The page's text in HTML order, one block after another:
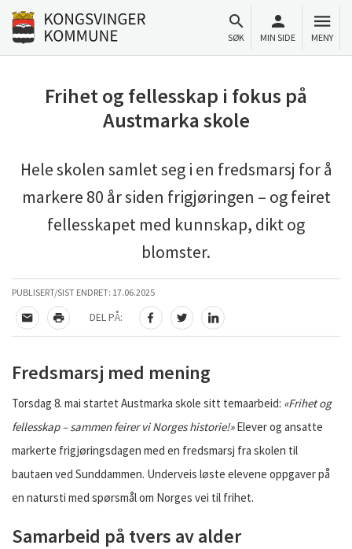
Til innhold
Gå til forsiden
SØK MIN SIDE MENY
Frihet og fellesskap i fokus på
Austmarka skole
Hele skolen samlet seg i en fredsmarsj for å
markere 80 år siden frigjøringen – og feiret
fellesskapet med kunnskap, dikt og
blomster.
PUBLISERT/SIST ENDRET: 17.06.2025
TIPS EN VENN
SKRIV UT
DEL PÅ:
DEL PÅ FACEBOOK
DEL PÅ TWITTER
DEL PÅ LINKEDIN
Fredsmarsj med mening
Torsdag 8. mai startet Austmarka skole sitt temaarbeid: «Frihet og
fellesskap – sammen feirer vi Norges historie!»Elever og ansatte
markerte frigjøringsdagen med en fredsmarsj fra skolen til
bautaen ved Sunddammen. Underveis løste elevene oppgaver på
en natursti med spørsmål om Norges vei til frihet.
Samarbeid på tvers av alder